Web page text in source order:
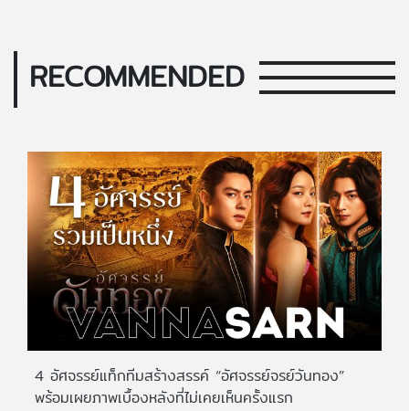
RECOMMENDED
4 อัศจรรย์แท็กทีมสร้างสรรค์ “อัศจรรย์จรย์วันทอง”
พร้อมเผยภาพเบื้องหลังที่ไม่เคยเห็นครั้งแรก